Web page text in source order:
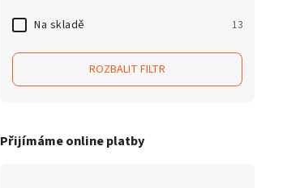
Na skladě 13
ROZBALIT FILTR
Přijímáme online platby